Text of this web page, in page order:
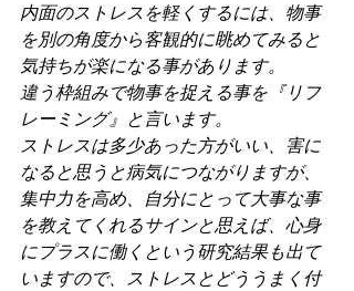
内面のストレスを軽くするには、物事
を別の角度から客観的に眺めてみると
気持ちが楽になる事があります。
違う枠組みで物事を捉える事を『リフ
レーミング』と言います。
ストレスは多少あった方がいい、害に
なると思うと病気につながりますが、
集中力を高め、自分にとって大事な事
を教えてくれるサインと思えば、心身
にプラスに働くという研究結果も出て
いますので、ストレスとどううまく付